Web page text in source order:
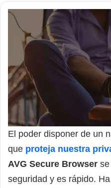
El poder disponer de un
que proteja nuestra
AVG Secure Browser
seguridad y es rápido.